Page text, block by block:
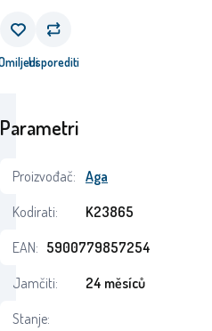
Usporediti
Parametri
Proizvođač: Aga
Kodirati:
K23865
EAN: 5900779857254
Jamčiti:
24 měsíců
Stanje: